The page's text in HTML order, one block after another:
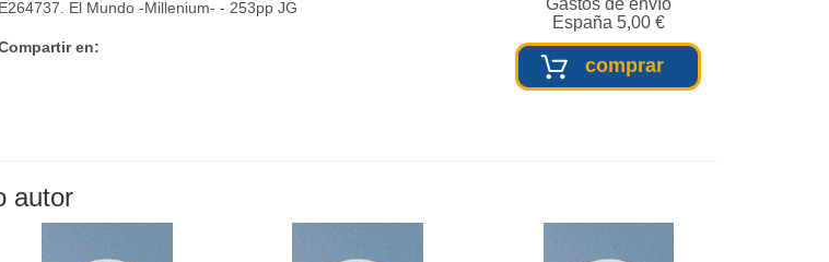
E264737. El Mundo -Millenium- - 253pp JG
en:
España 5,00 €
comprar
autor